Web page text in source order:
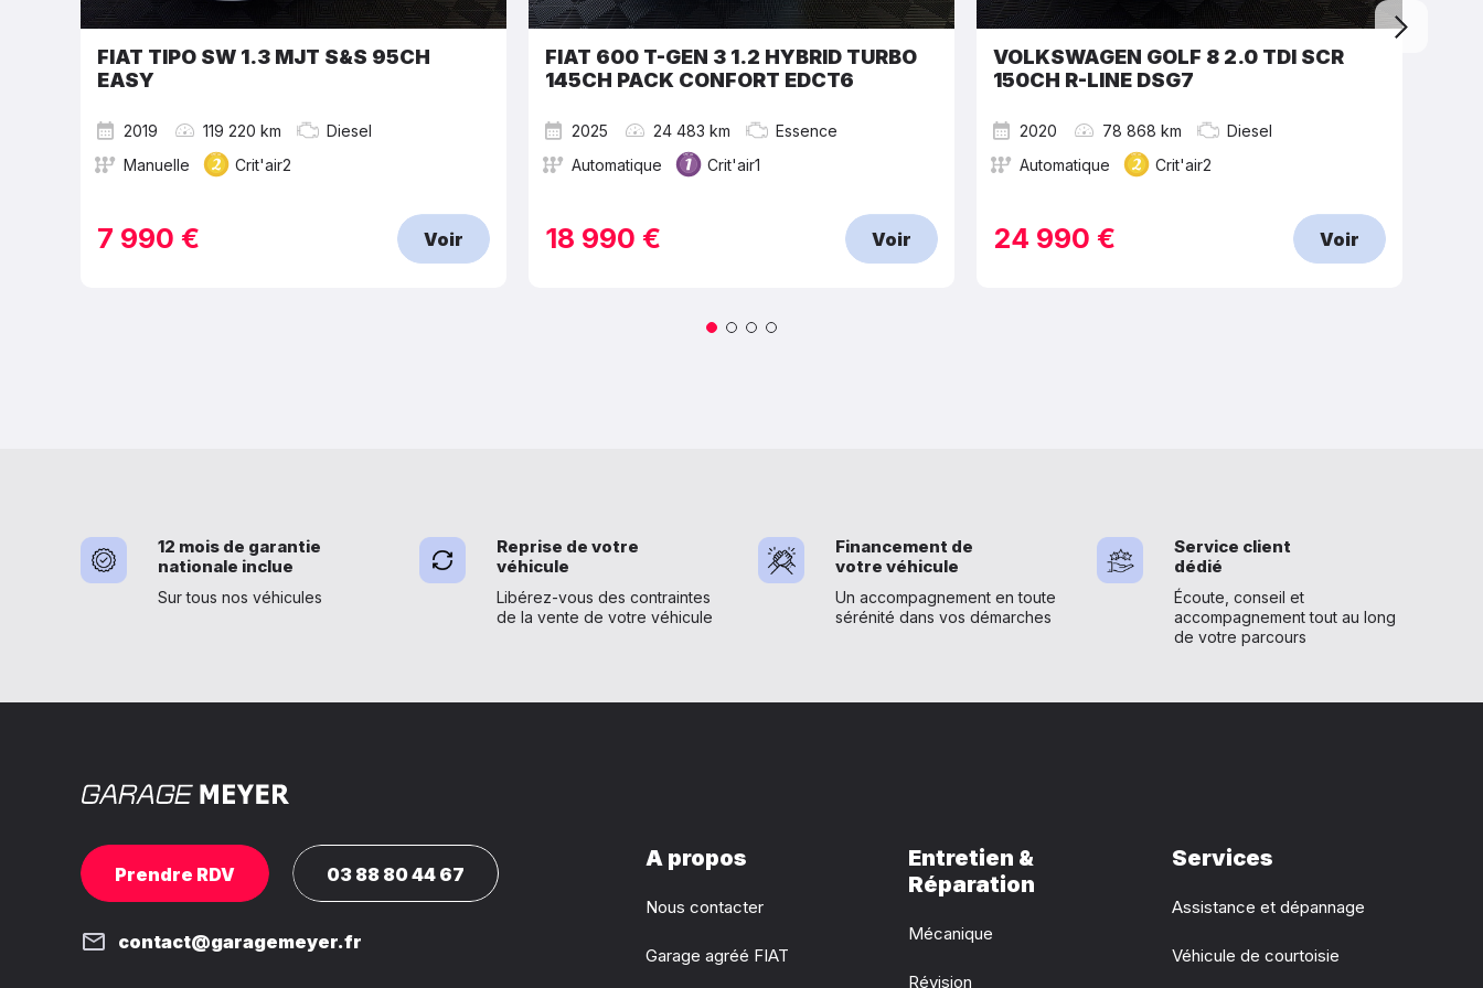
FIAT TIPO SW 1.3 MJT S&S 95CH
EASY
2019 119 220 km
Diesel
Manuelle
Crit'air2
7 990 € Voir
FIAT 600 T-GEN 3 1.2 HYBRID TURBO
145CH PACK CONFORT EDCT6
2025 24 483 km
Essence
Automatique
Crit'air1
18 990 € Voir
VOLKSWAGEN GOLF 8 2.0 TDI SCR
150CH R-LINE DSG7
2020 78 868 km
Diesel
Automatique
Crit'air2
24 990 € Voir
12 mois de garantie
nationale inclue
Sur tous nos véhicules
Reprise de votre
véhicule
Libérez-vous des contraintes
de la vente de votre véhicule
Financement de
votre véhicule
Un accompagnement en toute
sérénité dans vos démarches
Service client
dédié
Écoute, conseil et
accompagnement tout au long
de votre parcours
Prendre RDV 03 88 80 44 67
contact@garagemeyer.fr
A propos
Nous contacter
Garage agréé FIAT
Entretien &
Réparation
Mécanique
Révision
Services
Assistance et dépannage
Véhicule de courtoisie